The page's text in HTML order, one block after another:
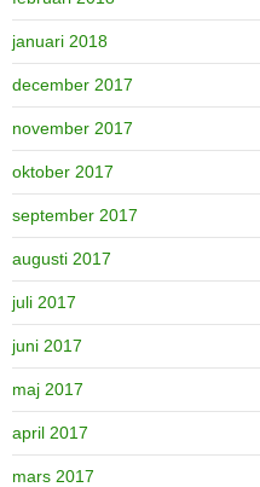
januari 2018
december 2017
november 2017
oktober 2017
september 2017
augusti 2017
juli 2017
juni 2017
maj 2017
april 2017
mars 2017